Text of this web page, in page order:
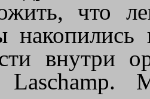
что
внутри
Laschamp.